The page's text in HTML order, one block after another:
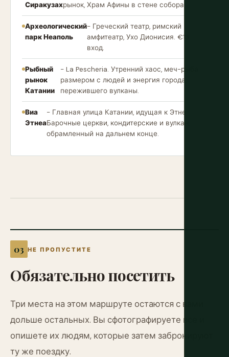
Сиракузахрынок, Храм Афины в стене собора.
Археологический
парк Неаполь
- Греческий театр, римский
амфитеатр, Ухо Дионисия. €13
вход.
Рыбный
рынок
Катании
- La Pescheria. Утренний хаос, меч-рыба
размером с людей и энергия города,
пережившего вулканы.
Виа
Этнеа
- Главная улица Катании, идущая к Этне.
Барочные церкви, кондитерские и вулкан,
обрамленный на дальнем конце.
НЕ ПРОПУСТИТЕ
Обязательно посетить
Три места на этом маршруте остаются с вами
дольше остальных. Вы сфотографируете все и
опишете их людям, которые затем забронируют
ту же поездку.